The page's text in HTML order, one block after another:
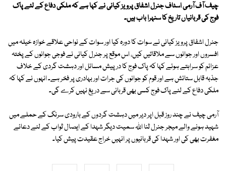
چیف آف آرمی اسٹاف جنرل اشفاق پرویز كیانی نے كہا ہے كہ ملكی دفاع كے لئے پاک
فوج كی قربانیاں تاریخ كا سنہرا باب ہیں۔
جنرل اشفاق پرویز كیانی نے سوات كا دورہ كیا اور سوات كے نواحی علاقے خوازہ خیلہ میں
افسروں اور جوانوں سے ملاقاتیں كیں، اس موقع پر جنرل كیانی نے فوجی جوانوں کے پختہ
عزائم کو سراہتے ہوئے كہا كہ پاک فوج كا درپیش مسائل اور دہشت گردی كے خلاف
جذبہ قابل ستائش ہے اور قوم كو جوانوں كی جرات اور بہادری پر فخر ہے۔ انہوں نے كہا كہ
ملكی دفاع كے لئے پاک فوج كسی بھی قربانی سے دریغ نہیں كرے گی۔
آرمی چیف نے چند روز قبل اپر دیر میں دہشت گردوں کے بارودی سرنگ کے حملے میں
شہید ہونے والے میجر جنرل ثنا اللہ سمیت دیگر شہدا كے ایصال ثواب كے لئے دعائے
مغفرت بھی كی اور شہدا كی قربانیوں پر انہیں خراج عقیدت پیش كیا۔